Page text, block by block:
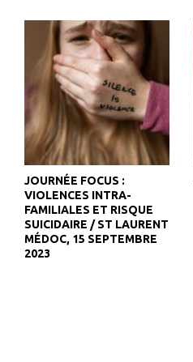
JOURNÉE FOCUS :
VIOLENCES INTRA-
FAMILIALES ET RISQUE
SUICIDAIRE / ST LAURENT
MÉDOC, 15 SEPTEMBRE
2023